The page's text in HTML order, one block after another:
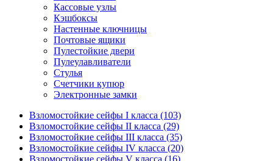
Кассовые узлы
Кэшбоксы
Настенные ключницы
Почтовые ящики
Пулестойкие двери
Пулеулавливатели
Стулья
Счетчики купюр
Электронные замки
Взломостойкие сейфы I класса (103)
Взломостойкие сейфы II класса (29)
Взломостойкие сейфы III класса (35)
Взломостойкие сейфы IV класса (20)
Взломостойкие сейфы V класса (16)